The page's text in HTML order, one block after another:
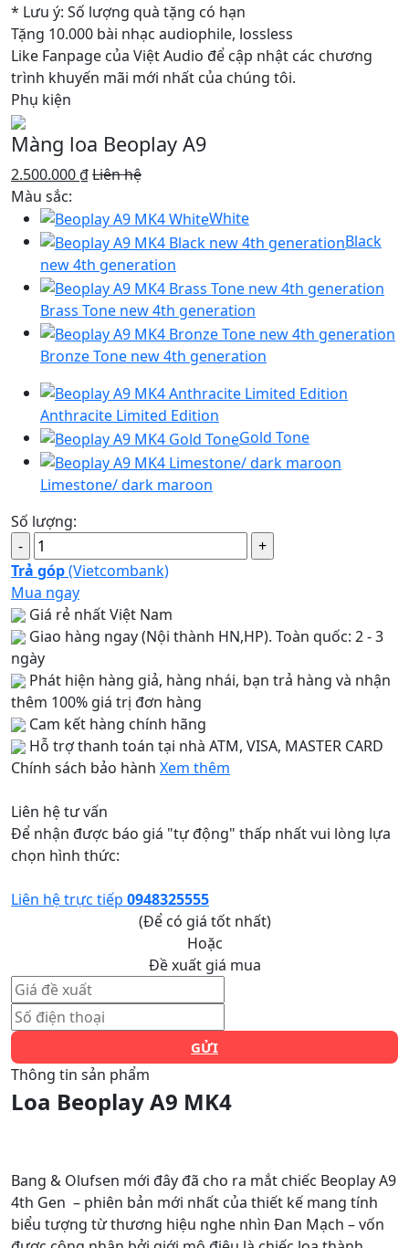
* Lưu ý: Số lượng quà tặng có hạn
Tặng 10.000 bài nhạc audiophile, lossless
Like Fanpage của Việt Audio để cập nhật các chương
trình khuyến mãi mới nhất của chúng tôi.
Phụ kiện
Màng loa Beoplay A9
2.500.000 ₫Liên hệ
Màu sắc:
White
Black
new 4th generation
Brass Tone new 4th generation
Bronze Tone new 4th generation
Anthracite Limited Edition
Gold Tone
Limestone/ dark maroon
Số lượng:
Trả góp(Vietcombank)
Mua ngay
Giá rẻ nhất Việt Nam
Giao hàng ngay (Nội thành HN,HP). Toàn quốc: 2 - 3
ngày
Phát hiện hàng giả, hàng nhái, bạn trả hàng và nhận
thêm 100% giá trị đơn hàng
Cam kết hàng chính hãng
Hỗ trợ thanh toán tại nhà ATM, VISA, MASTER CARD
Chính sách bảo hành Xem thêm
Liên hệ tư vấn
Để nhận được báo giá "tự động" thấp nhất vui lòng lựa
chọn hình thức:
Liên hệ trực tiếp 0948325555
(Để có giá tốt nhất)
Hoặc
Đề xuất giá mua
GỬI
Thông tin sản phẩm
Loa Beoplay A9 MK4
Bang & Olufsen mới đây đã cho ra mắt chiếc Beoplay A9
4th Gen – phiên bản mới nhất của thiết kế mang tính
biểu tượng từ thương hiệu nghe nhìn Đan Mạch – vốn